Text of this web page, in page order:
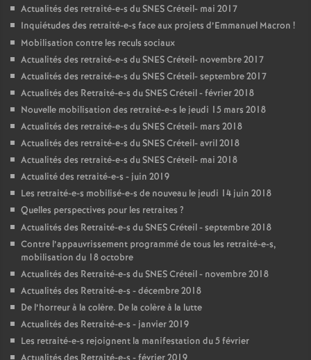
Actualités des retraité-e-s duSNESCréteil- mai 2017
Inquiétudes des retraité-e-s face aux projets d’Emmanuel Macron !
Mobilisation contre les reculs sociaux
Actualités des retraité-e-s duSNESCréteil- novembre 2017
Actualités des retraité-e-s duSNESCréteil- septembre 2017
Actualités des Retraité-e-s duSNESCréteil - février 2018
Nouvelle mobilisation des retraité-e-s le jeudi 15 mars 2018
Actualités des retraité-e-s duSNESCréteil- mars 2018
Actualités des retraité-e-s duSNESCréteil- avril 2018
Actualités des retraité-e-s duSNESCréteil- mai 2018
Actualité des retraité-e-s - juin 2019
Les retraité-e-s mobilisé-e-s de nouveau le jeudi 14 juin 2018
Quelles perspectives pour les retraites ?
Actualités des Retraité-e-s duSNESCréteil - septembre 2018
Contre l’appauvrissement programmé de tous les retraité-e-s,
mobilisation du 18 octobre
Actualités des Retraité-e-s duSNESCréteil - novembre 2018
Actualités des Retraité-e-s - décembre 2018
De l’horreur à la colère. De la colère à la lutte
Actualités des Retraité-e-s - janvier 2019
Les retraité-e-s rejoignent la manifestation du 5 février